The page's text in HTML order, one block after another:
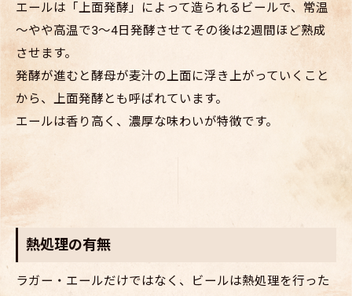
エールは「上面発酵」によって造られるビールで、常温
～やや高温で3～4日発酵させてその後は2週間ほど熟成
させます。
発酵が進むと酵母が麦汁の上面に浮き上がっていくこと
から、上面発酵とも呼ばれています。
エールは香り高く、濃厚な味わいが特徴です。
熱処理の有無
ラガー・エールだけではなく、ビールは熱処理を行った